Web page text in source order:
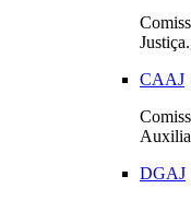
CAAJ
DGAJ